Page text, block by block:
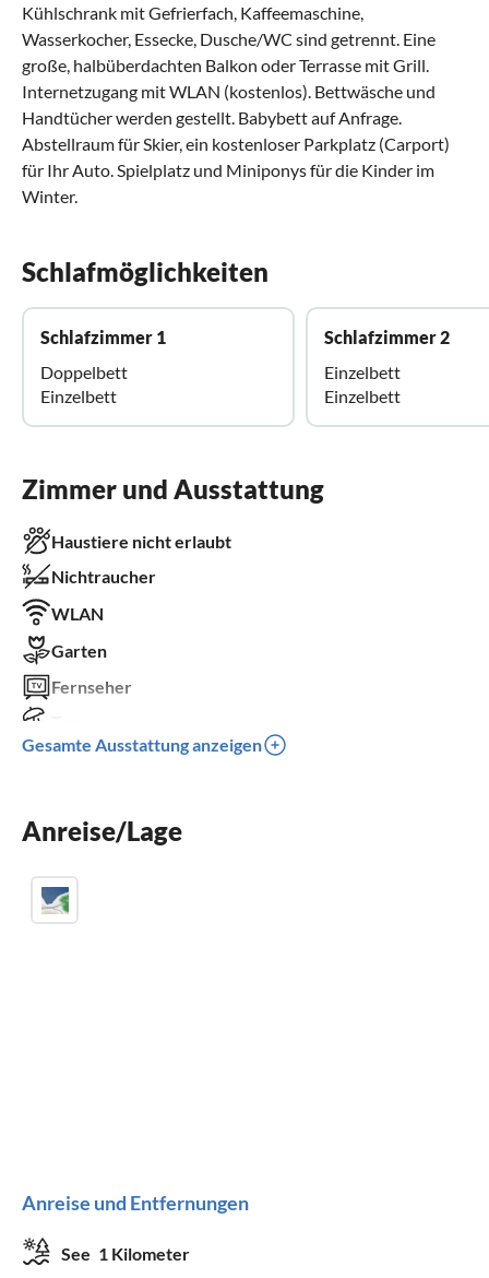
Kühlschrank mit Gefrierfach, Kaffeemaschine,
Wasserkocher, Essecke, Dusche/WC sind getrennt. Eine
große, halbüberdachten Balkon oder Terrasse mit Grill.
Internetzugang mit WLAN (kostenlos). Bettwäsche und
Handtücher werden gestellt. Babybett auf Anfrage.
Abstellraum für Skier, ein kostenloser Parkplatz (Carport)
für Ihr Auto. Spielplatz und Miniponys für die Kinder im
Winter.
Schlafmöglichkeiten
Schlafzimmer 1
Doppelbett
Einzelbett
Schlafzimmer 2
Einzelbett
Einzelbett
Zimmer und Ausstattung
Haustiere nicht erlaubt
Nichtraucher
WLAN
Garten
Fernseher
Kinderbett
Gesamte Ausstattung anzeigen
Anreise/Lage
Anreise und Entfernungen
See 1 Kilometer